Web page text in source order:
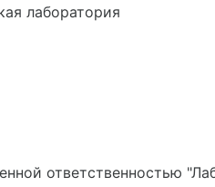
лаборатория
ответственностью